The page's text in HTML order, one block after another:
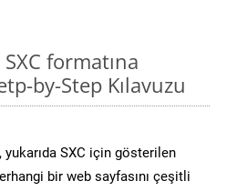
formatına
by-Step Kılavuzu
yukarıda SXC için gösterilen
bir web sayfasını çeşitli